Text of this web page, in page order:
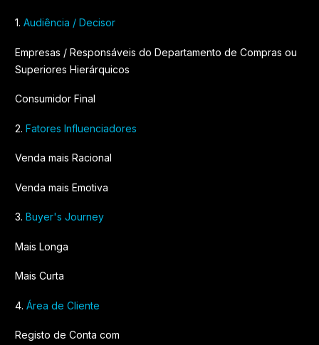
1. Audiência / Decisor
Empresas / Responsáveis do Departamento de Compras ou
Superiores Hierárquicos
Consumidor Final
2. Fatores Influenciadores
Venda mais Racional
Venda mais Emotiva
3. Buyer's Journey
Mais Longa
Mais Curta
4. Área de Cliente
Registo de Conta com